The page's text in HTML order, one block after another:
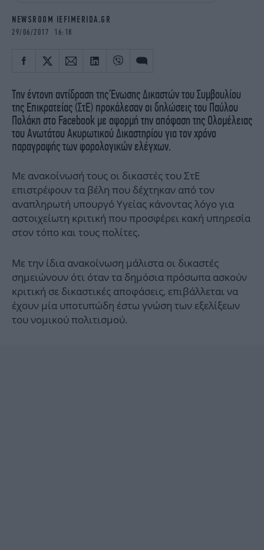
OSCARS
NEWSROOM IEFIMERIDA.GR
29/06/2017 16:18
Την έντονη αντίδραση της Ένωσης Δικαστών του Συμβουλίου
της Επικρατείας (ΣτΕ) προκάλεσαν οι δηλώσεις του Παύλου
Πολάκη στο Facebook με αφορμή την απόφαση της Ολομέλειας
του Ανωτάτου Ακυρωτικού Δικαστηρίου για τον χρόνο
παραγραφής των φορολογικών ελέγχων.
Με ανακοίνωσή τους οι δικαστές του ΣτΕ
επιστρέφουν τα βέλη που δέχτηκαν από τον
αναπληρωτή υπουργό Υγείας κάνοντας λόγο για
αστοιχείωτη κριτική που προσφέρει κακή υπηρεσία
στον τόπο και τους πολίτες.
Με την ίδια ανακοίνωση μάλιστα οι δικαστές
σημειώνουν ότι όταν τα δημόσια πρόσωπα ασκούν
κριτική σε δικαστικές αποφάσεις, επιβάλλεται να
έχουν μία υποτυπώδη έστω γνώση των εξελίξεων
του νομικού πολιτισμού.